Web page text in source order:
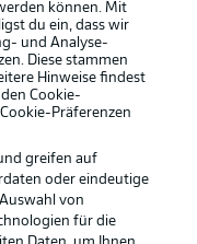
auch zuletzt beim
gibt es auf der Bank:
wieder fit und dabei.
- Wulthaup,
Lauberbach
können. Mit
du ein, dass wir
und Analyse-
Diese stammen
Hinweise findest
Cookie-
Präferenzen
greifen auf
oder eindeutige
von
für die